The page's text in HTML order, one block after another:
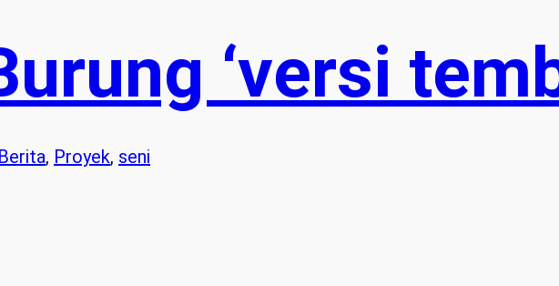
‘versi
Berita, Proyek, seni